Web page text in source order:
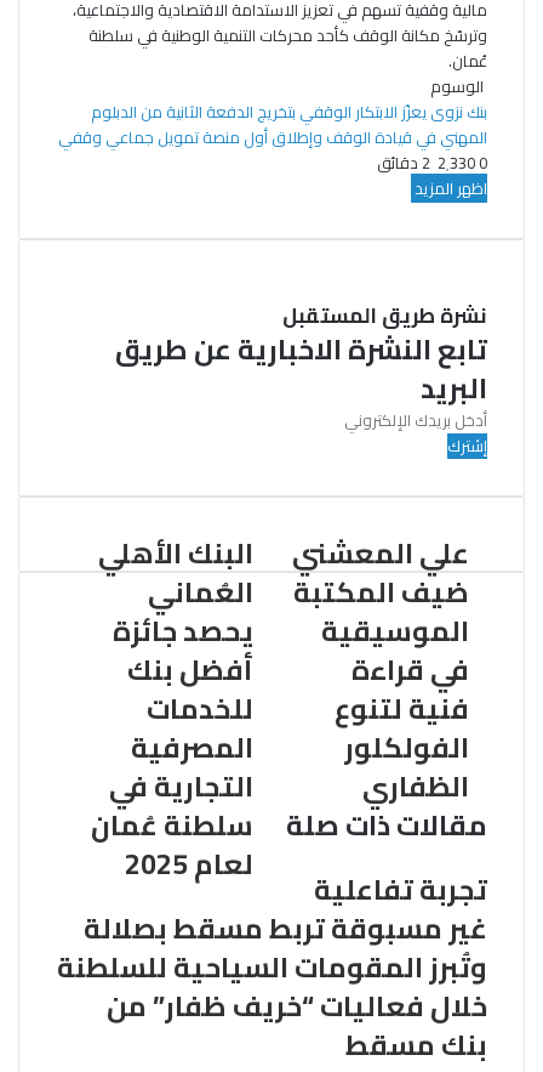
مالية وقفية تسهم في تعزيز الاستدامة الاقتصادية والاجتماعية،
وترسّخ مكانة الوقف كأحد محركات التنمية الوطنية في سلطنة
عُمان.
الوسوم
بنك نزوى يعزّز الابتكار الوقفي بتخريج الدفعة الثانية من الدبلوم
المهني في قيادة الوقف وإطلاق أول منصة تمويل جماعي وقفي
0
اظهر المزيد
نشرة طريق المستقبل
تابع النشرة الاخبارية عن طريق
البريد
أدخل
بريدك
البنك الأهلي
العُماني
يحصد جائزة
أفضل بنك
للخدمات
المصرفية
التجارية في
سلطنة عُمان
لعام 2025
علي المعشني
ضيف المكتبة
الموسيقية
في قراءة
فنية لتنوع
الفولكلور
الظفاري
مقالات ذات صلة
تجربة تفاعلية
غير مسبوقة تربط مسقط بصلالة
وتُبرز المقومات السياحية للسلطنة
خلال فعاليات “خريف ظفار” من
بنك مسقط